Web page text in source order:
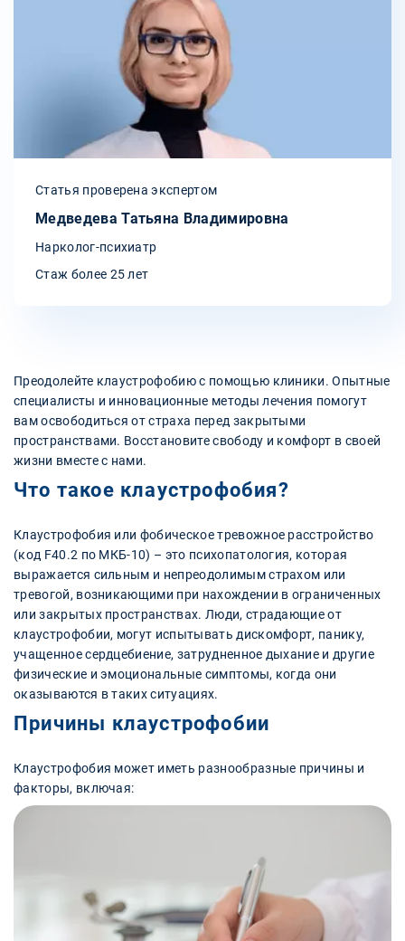
Статья проверена экспертом
Медведева Татьяна Владимировна
Нарколог-психиатр
Стаж более 25 лет
Преодолейте клаустрофобию с помощью клиники. Опытные
специалисты и инновационные методы лечения помогут
вам освободиться от страха перед закрытыми
пространствами. Восстановите свободу и комфорт в своей
жизни вместе с нами.
Что такое клаустрофобия?
Клаустрофобия или фобическое тревожное расстройство
(код F40.2 по МКБ-10) – это психопатология, которая
выражается сильным и непреодолимым страхом или
тревогой, возникающими при нахождении в ограниченных
или закрытых пространствах. Люди, страдающие от
клаустрофобии, могут испытывать дискомфорт, панику,
учащенное сердцебиение, затрудненное дыхание и другие
физические и эмоциональные симптомы, когда они
оказываются в таких ситуациях.
Причины клаустрофобии
Клаустрофобия может иметь разнообразные причины и
факторы, включая: